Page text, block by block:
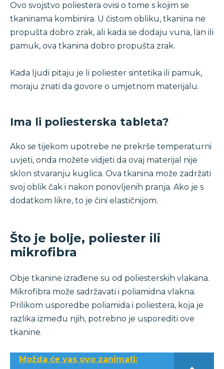
Ovo svojstvo poliestera ovisi o tome s kojim se
tkaninama kombinira. U čistom obliku, tkanina ne
propušta dobro zrak, ali kada se dodaju vuna, lan ili
pamuk, ova tkanina dobro propušta zrak.
Kada ljudi pitaju je li poliester sintetika ili pamuk,
moraju znati da govore o umjetnom materijalu.
Ima li poliesterska tableta?
Ako se tijekom upotrebe ne prekrše temperaturni
uvjeti, onda možete vidjeti da ovaj materijal nije
sklon stvaranju kuglica. Ova tkanina može zadržati
svoj oblik čak i nakon ponovljenih pranja. Ako je s
dodatkom likre, to je čini elastičnijom.
Što je bolje, poliester ili
mikrofibra
Obje tkanine izrađene su od poliesterskih vlakana.
Mikrofibra može sadržavati i poliamidna vlakna.
Prilikom usporedbe poliamida i poliestera, koja je
razlika između njih, potrebno je usporediti ove
tkanine.
Možda će vas ovo zanimati: